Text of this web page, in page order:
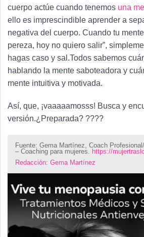
cuerpo actúe cuando tenemos una
ello es imprescindible aprender a
negativa del cuerpo. Cuando tu
pereza, hoy no quiero salir”,
hagas caso y sal.Todos sabemos
hablando la mente saboteadora y
mente intuitiva y motivada.
Así, que, ¡vaaaaamosss! Busca y
versión.¿Preparada? ????
Fuente: Gema Martínez, Coach
– Coaching para mujeres. https://
Redacción: Gema Martínez